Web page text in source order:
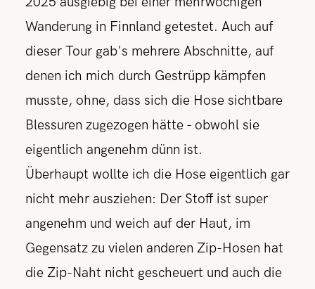
Wanderung in Finnland getestet. Auch auf
dieser Tour gab's mehrere Abschnitte, auf
denen ich mich durch Gestrüpp kämpfen
musste, ohne, dass sich die Hose sichtbare
Blessuren zugezogen hätte - obwohl sie
eigentlich angenehm dünn ist.
Überhaupt wollte ich die Hose eigentlich gar
nicht mehr ausziehen: Der Stoff ist super
angenehm und weich auf der Haut, im
Gegensatz zu vielen anderen Zip-Hosen hat
die Zip-Naht nicht gescheuert und auch die